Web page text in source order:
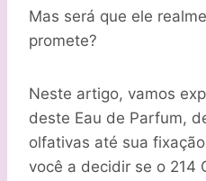
Mas será que ele
promete?
Neste artigo, vamos
deste Eau de Parfum,
olfativas até sua
você a decidir se o 214